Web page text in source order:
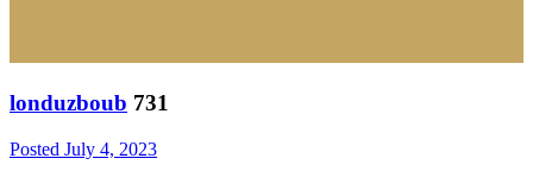
londuzboub 731
Posted July 4, 2023